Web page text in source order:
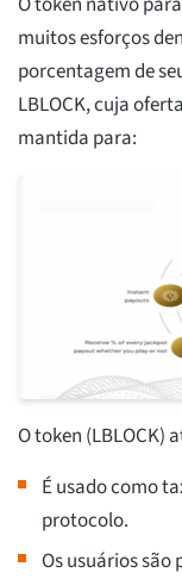
muitos esforços
porcentagem de
LBLOCK, cuja
mantida para:
O token (LBLOCK)
É usado como
protocolo.
Os usuários são